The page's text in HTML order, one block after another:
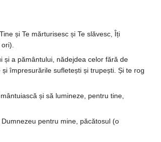
și Te măr­turi­sesc și Te slăvesc, Îți
și a pământului, nă­dej­dea celor fără de
împresurările sufletești și tru­pești. Și te rog
și să lumi­neze, pen­tru tine,
pentru mine, păcă­tosul (o